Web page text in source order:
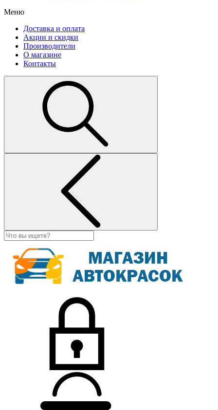
Меню
Доставка и оплата
Акции и скидки
Производители
О магазине
Контакты